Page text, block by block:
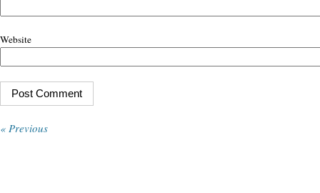
Website
« Previous